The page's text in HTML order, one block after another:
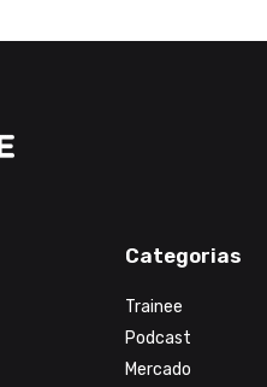
Categorias
Trainee
Podcast
Mercado